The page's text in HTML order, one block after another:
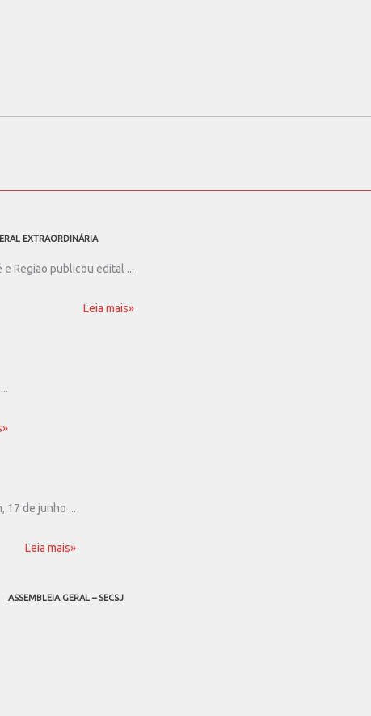
EXTRAORDINÁRIA
Região publicou edital ...
Leia mais»
17 de junho ...
Leia mais»
ASSEMBLEIA GERAL – SECSJ